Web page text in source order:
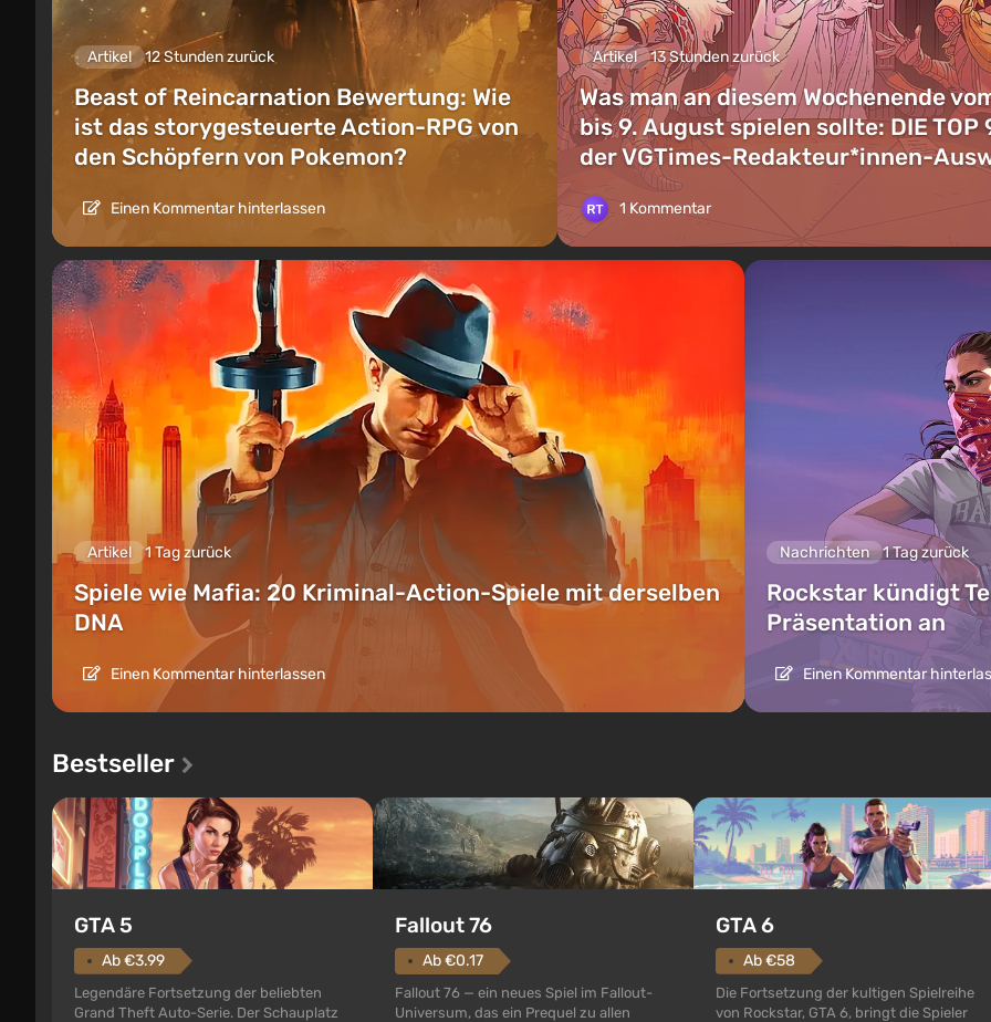
Artikel 12 Stunden zurück
Beast of Reincarnation Bewertung: Wie
ist das storygesteuerte Action-RPG von
den Schöpfern von Pokemon?
Einen Kommentar hinterlassen
Artikel 13 Stunden zurück
Was man an diesem Wochenende
bis 9. August spielen sollte: DIE TOP
der VGTimes-Redakteur*innen-
1 Kommentar
Artikel 1 Tag zurück
Spiele wie Mafia: 20 Kriminal-Action-Spiele mit derselben
DNA
Einen Kommentar hinterlassen
Nachrichten 1 Tag zurück
Rockstar kündigt
Präsentation an
Einen Kommentar
Bestseller
GTA 5
Ab €3.99
Legendäre Fortsetzung der beliebten
Grand Theft Auto-Serie. Der Schauplatz
Fallout 76
Ab €0.17
Fallout 76 — ein neues Spiel im Fallout-
Universum, das ein Prequel zu allen
GTA 6
Ab €58
Die Fortsetzung der kultigen Spielreihe
von Rockstar, GTA 6, bringt die Spieler